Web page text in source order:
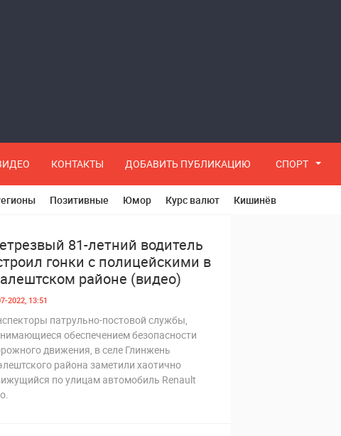
КОНТАКТЫ ДОБАВИТЬ ПУБЛИКАЦИЮ СПОРТ
Позитивные Юмор Курс валют Кишинёв
81-летний водитель
гонки с полицейскими в
районе (видео)
2022, 13:51
патрульно-постовой службы,
обеспечением безопасности
движения, в селе Глинжень
района заметили хаотично
по улицам автомобиль Renault